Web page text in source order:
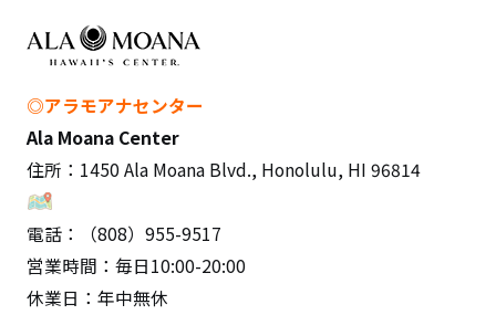
◎アラモアナセンター
Ala Moana Center
住所：1450 Ala Moana Blvd., Honolulu, HI 96814
電話：（808）955-9517
営業時間：毎日10:00-20:00
休業日：年中無休